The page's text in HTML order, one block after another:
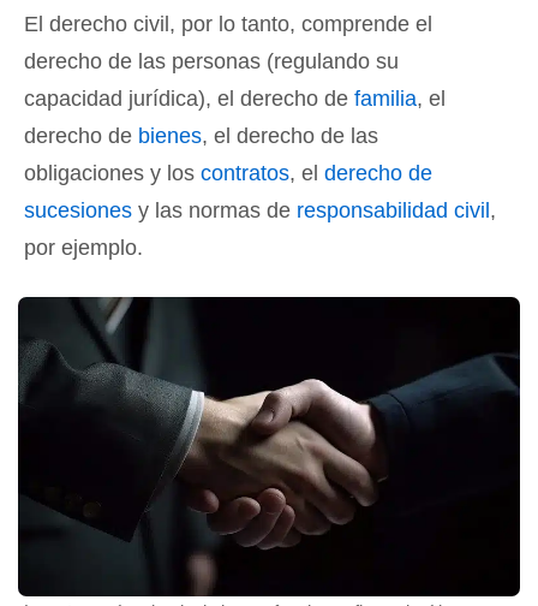
El derecho civil, por lo tanto, comprende el
derecho de las personas (regulando su
capacidad jurídica), el derecho de familia, el
derecho de bienes, el derecho de las
obligaciones y los contratos, el derecho de
sucesiones y las normas de responsabilidad civil ,
por ejemplo.